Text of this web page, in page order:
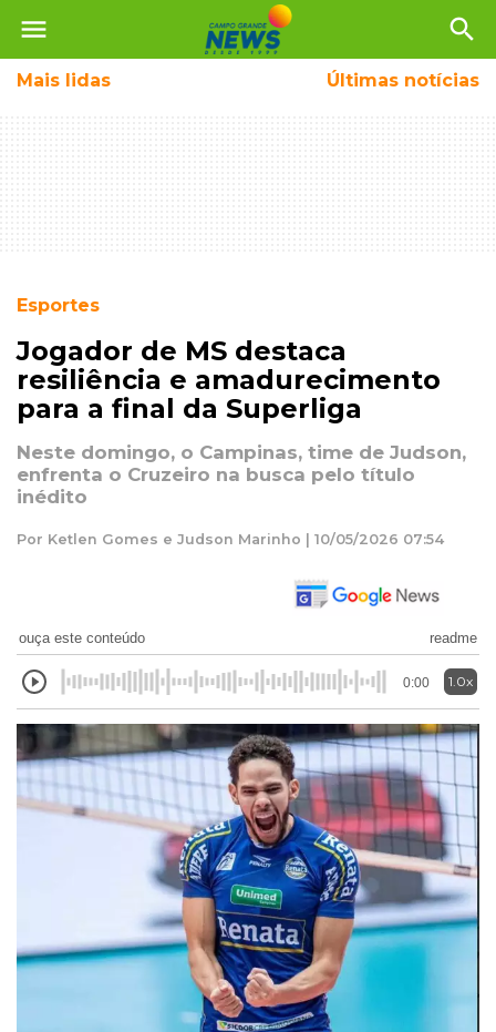
menu search
Mais lidas Últimas notícias
Esportes
Jogador de MS destaca
resiliência e amadurecimento
para a final da Superliga
Neste domingo, o Campinas, time de Judson,
enfrenta o Cruzeiro na busca pelo título
inédito
Por Ketlen Gomes e Judson Marinho | 10/05/2026 07:54
ouça este conteúdo readme
0:00 1.0x